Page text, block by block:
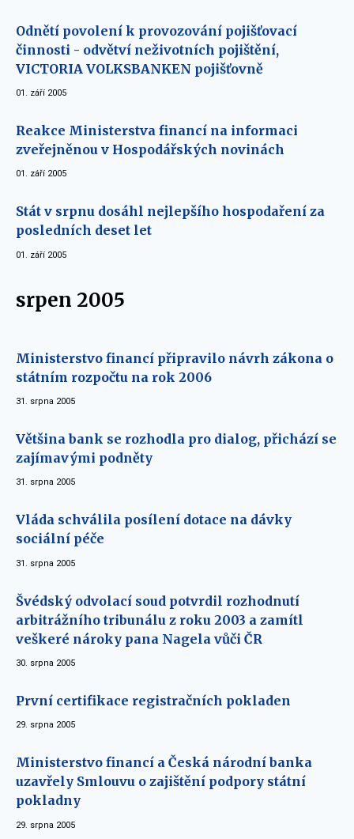
Odnětí povolení k provozování pojišťovací
činnosti - odvětví neživotních pojištění,
VICTORIA VOLKSBANKEN pojišťovně
01. září 2005
Reakce Ministerstva financí na informaci
zveřejněnou v Hospodářských novinách
01. září 2005
Stát v srpnu dosáhl nejlepšího hospodaření za
posledních deset let
01. září 2005
srpen 2005
Ministerstvo financí připravilo návrh zákona o
státním rozpočtu na rok 2006
31. srpna 2005
Většina bank se rozhodla pro dialog, přichází se
zajímavými podněty
31. srpna 2005
Vláda schválila posílení dotace na dávky
sociální péče
31. srpna 2005
Švédský odvolací soud potvrdil rozhodnutí
arbitrážního tribunálu z roku 2003 a zamítl
veškeré nároky pana Nagela vůči ČR
30. srpna 2005
První certifikace registračních pokladen
29. srpna 2005
Ministerstvo financí a Česká národní banka
uzavřely Smlouvu o zajištění podpory státní
pokladny
29. srpna 2005